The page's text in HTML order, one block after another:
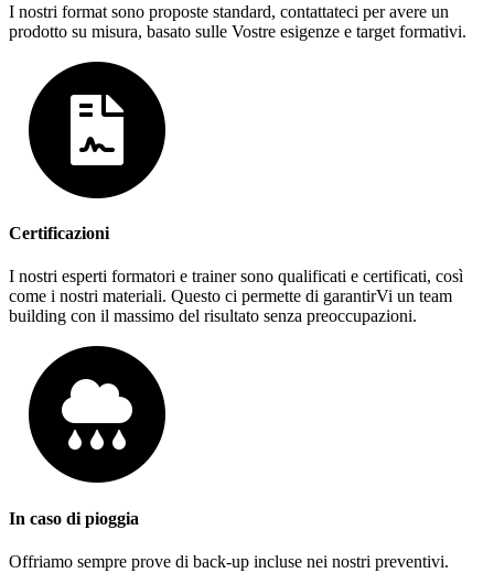
I nostri format sono proposte standard, contattateci per avere un
prodotto su misura, basato sulle Vostre esigenze e target formativi.
Certificazioni
I nostri esperti formatori e trainer sono qualificati e certificati, così
come i nostri materiali. Questo ci permette di garantirVi un team
building con il massimo del risultato senza preoccupazioni.
In caso di pioggia
Offriamo sempre prove di back-up incluse nei nostri preventivi.